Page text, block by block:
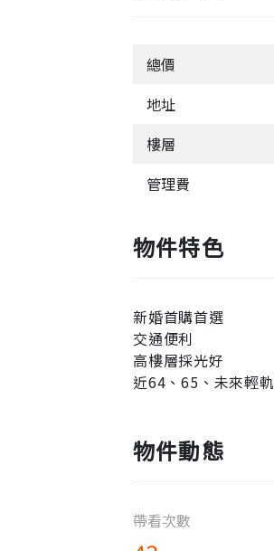
總價
地址
樓層
管理費
物件特色
新婚首購首選
交通便利
高樓層採光好
近64、65、未來輕軌
物件動態
帶看次數